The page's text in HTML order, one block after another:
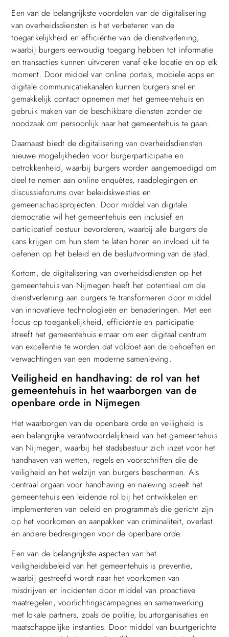
Een van de belangrijkste voordelen van de digitalisering
van overheidsdiensten is het verbeteren van de
toegankelijkheid en efficiëntie van de dienstverlening,
waarbij burgers eenvoudig toegang hebben tot informatie
en transacties kunnen uitvoeren vanaf elke locatie en op elk
moment. Door middel van online portals, mobiele apps en
digitale communicatiekanalen kunnen burgers snel en
gemakkelijk contact opnemen met het gemeentehuis en
gebruik maken van de beschikbare diensten zonder de
noodzaak om persoonlijk naar het gemeentehuis te gaan.
Daarnaast biedt de digitalisering van overheidsdiensten
nieuwe mogelijkheden voor burgerparticipatie en
betrokkenheid, waarbij burgers worden aangemoedigd om
deel te nemen aan online enquêtes, raadplegingen en
discussieforums over beleidskwesties en
gemeenschapsprojecten. Door middel van digitale
democratie wil het gemeentehuis een inclusief en
participatief bestuur bevorderen, waarbij alle burgers de
kans krijgen om hun stem te laten horen en invloed uit te
oefenen op het beleid en de besluitvorming van de stad.
Kortom, de digitalisering van overheidsdiensten op het
gemeentehuis van Nijmegen heeft het potentieel om de
dienstverlening aan burgers te transformeren door middel
van innovatieve technologieën en benaderingen. Met een
focus op toegankelijkheid, efficiëntie en participatie
streeft het gemeentehuis ernaar om een digitaal centrum
van excellentie te worden dat voldoet aan de behoeften en
verwachtingen van een moderne samenleving.
Veiligheid en handhaving: de rol van het
gemeentehuis in het waarborgen van de
openbare orde in Nijmegen
Het waarborgen van de openbare orde en veiligheid is
een belangrijke verantwoordelijkheid van het gemeentehuis
van Nijmegen, waarbij het stadsbestuur zich inzet voor het
handhaven van wetten, regels en voorschriften die de
veiligheid en het welzijn van burgers beschermen. Als
centraal orgaan voor handhaving en naleving speelt het
gemeentehuis een leidende rol bij het ontwikkelen en
implementeren van beleid en programma’s die gericht zijn
op het voorkomen en aanpakken van criminaliteit, overlast
en andere bedreigingen voor de openbare orde.
Een van de belangrijkste aspecten van het
veiligheidsbeleid van het gemeentehuis is preventie,
waarbij gestreefd wordt naar het voorkomen van
misdrijven en incidenten door middel van proactieve
maatregelen, voorlichtingscampagnes en samenwerking
met lokale partners, zoals de politie, buurtorganisaties en
maatschappelijke instanties. Door middel van buurtgerichte